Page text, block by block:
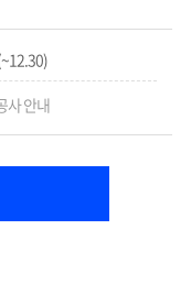
사 안내